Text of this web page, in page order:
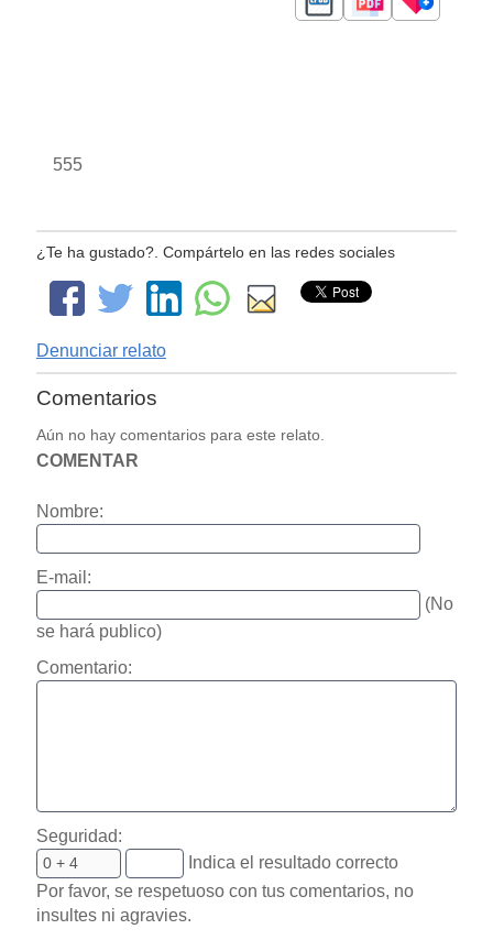
555
¿Te ha gustado?. Compártelo en las redes sociales
Denunciar relato
Comentarios
Aún no hay comentarios para este relato.
COMENTAR
Nombre:
E-mail:
(No
se hará publico)
Comentario:
Seguridad:
Indica el resultado correcto
Por favor, se respetuoso con tus comentarios, no
insultes ni agravies.